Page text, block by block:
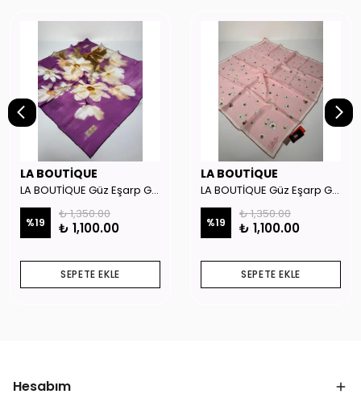
LA BOUTİQUE
LA BOUTİQUE Güz Eşarp GYSE262908
%19
₺ 1,350.00
₺ 1,100.00
SEPETE EKLE
LA BOUTİQUE
LA BOUTİQUE Güz Eşarp GYSE130804
%19
₺ 1,350.00
₺ 1,100.00
SEPETE EKLE
Hesabım